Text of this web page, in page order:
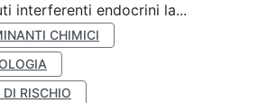
interferenti endocrini la...
CHIMICI
DI RISCHIO